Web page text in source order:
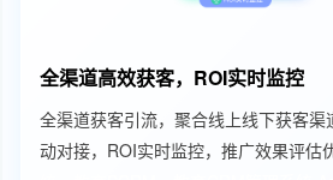
全渠道高效获客，ROI实时监控
全渠道获客引流，聚合线上线下获客渠
动对接，ROI实时监控，推广效果评估